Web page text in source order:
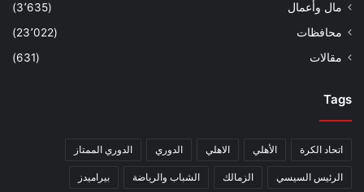
مال وأعمال
(3٬635)
محافظات
(23٬022)
مقالات
(631)
Tags
اتحاد الكرة الأهلي الاهلي الدوري الدوري الممتاز
الرئيس السيسي الزمالك الشباب والرياضة بيراميدز